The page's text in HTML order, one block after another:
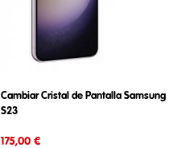
Cambiar Cristal de Pantalla Samsung
S23
175,00 €